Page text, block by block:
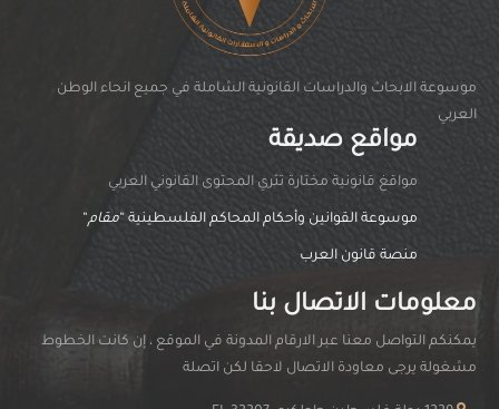
موسوعة الابحاث والدراسات القانونية الشاملة في جميع انحاء الوطن
العربي
مواقع صديقة
مواقغ قانونية مختارة تثري المحتوى القانوني العربي
موسوعة القوانين وأحكام المحاكم الفلسطينية “مقام“
منصة قانون العرب
معلومات الاتصال بنا
يمكنكم التواصل معنا عبر الارقام المدونة في الموقع ، إن كانت الخطوط
مشغولة يرجى معاودة الاتصال لاحقا لكن اتصلة